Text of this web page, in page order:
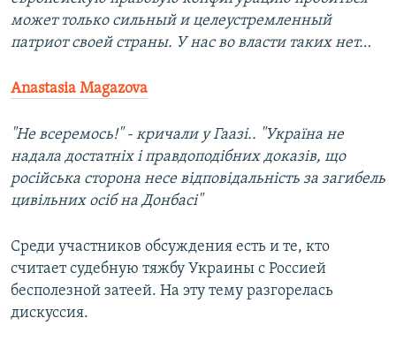
может только сильный и целеустремленный
патриот своей страны. У нас во власти таких нет…
Anastasia Magazova
"Не всеремось!" - кричали у Гаазі.. "Україна не
надала достатніх і правдоподібних доказів, що
російська сторона несе відповідальність за загибель
цивільних осіб на Донбасі"
Среди участников обсуждения есть и те, кто
считает судебную тяжбу Украины с Россией
бесполезной затеей. На эту тему разгорелась
дискуссия.